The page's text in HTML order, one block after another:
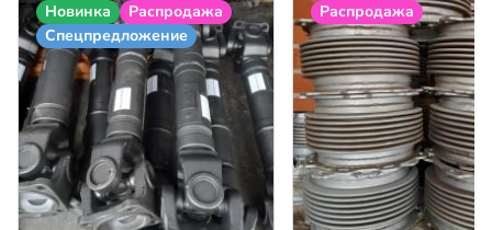
Новинка
Распродажа
Спецпредложение
Распродажа